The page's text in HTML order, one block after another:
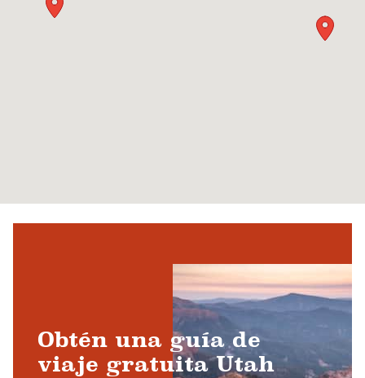
Obtén una guía de
viaje gratuita Utah